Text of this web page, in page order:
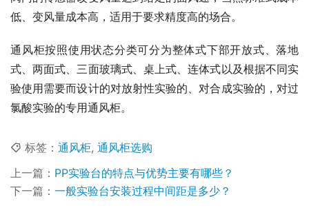
低、变风量成本高，适用于要求精度高的场合。
通风柜按照使用状态分类可分为整体式下部开放式、落地
式、两面式、三面玻璃式、桌上式、连体式以及根据不同实
验使用需要而设计的对放射性实验的、对合成实验的，对过
氯酸实验的专用通风柜。
标签： 通风柜, 通风柜选购
上一篇： PP实验台的特点与优势主要有哪些？
下一篇： 一般实验台安装过程中间距是多少？